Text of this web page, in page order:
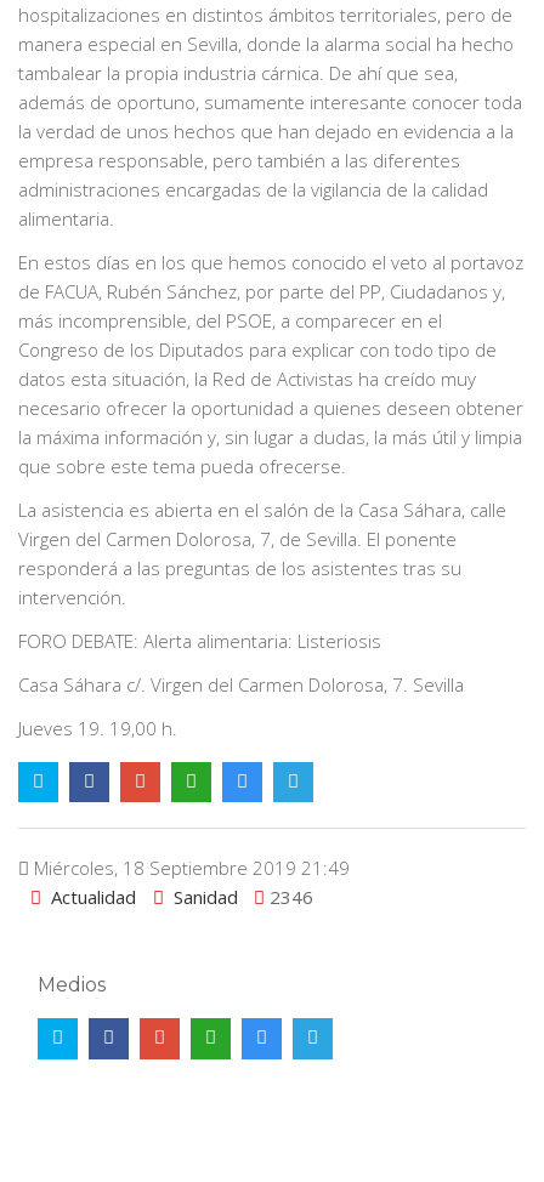
hospitalizaciones en distintos ámbitos territoriales, pero de
manera especial en Sevilla, donde la alarma social ha hecho
tambalear la propia industria cárnica. De ahí que sea,
además de oportuno, sumamente interesante conocer toda
la verdad de unos hechos que han dejado en evidencia a la
empresa responsable, pero también a las diferentes
administraciones encargadas de la vigilancia de la calidad
alimentaria.
En estos días en los que hemos conocido el veto al portavoz
de FACUA, Rubén Sánchez, por parte del PP, Ciudadanos y,
más incomprensible, del PSOE, a comparecer en el
Congreso de los Diputados para explicar con todo tipo de
datos esta situación, la Red de Activistas ha creído muy
necesario ofrecer la oportunidad a quienes deseen obtener
la máxima información y, sin lugar a dudas, la más útil y limpia
que sobre este tema pueda ofrecerse.
La asistencia es abierta en el salón de la Casa Sáhara, calle
Virgen del Carmen Dolorosa, 7, de Sevilla. El ponente
responderá a las preguntas de los asistentes tras su
intervención.
FORO DEBATE: Alerta alimentaria: Listeriosis
Casa Sáhara c/. Virgen del Carmen Dolorosa, 7. Sevilla
Jueves 19. 19,00 h.
Miércoles, 18 Septiembre 2019 21:49
Actualidad
Sanidad 2346
Medios